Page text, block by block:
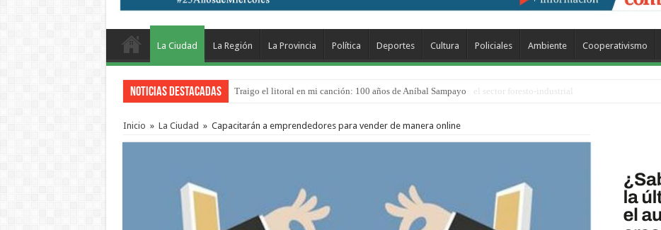
La Ciudad La Región La Provincia Política Deportes Cultura Policiales Ambiente Cooperativismo
Noticias Destacadas Gestionarán ante Nación un alivio en las tarifas eléctricas para el sector foresto-industrial
Inicio » La Ciudad » Capacitarán a emprendedores para vender de manera online